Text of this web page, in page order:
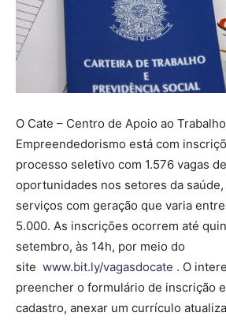
O Cate – Centro de Apoio ao
Empreendedorismo está com
processo seletivo com 1.576 vagas
oportunidades nos setores da
serviços com geração que varia
5.000. As inscrições ocorrem até
setembro, às 14h, por meio do
site www.bit.ly/vagasdocate . O
preencher o formulário de inscrição
cadastro, anexar um currículo